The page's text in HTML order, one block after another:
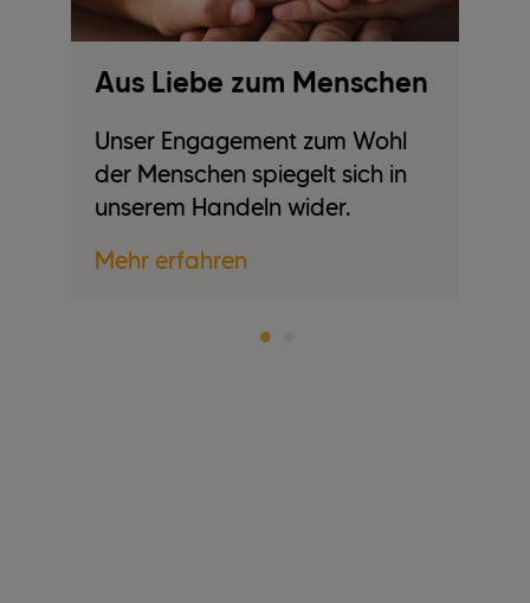
Aus Liebe zum Menschen
Unser Engagement zum Wohl
der Menschen spiegelt sich in
unserem Handeln wider.
Mehr erfahren